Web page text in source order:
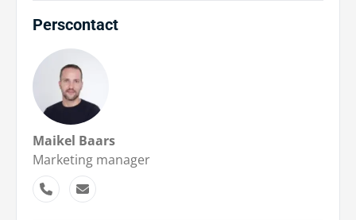
Perscontact
Maikel Baars
Marketing manager